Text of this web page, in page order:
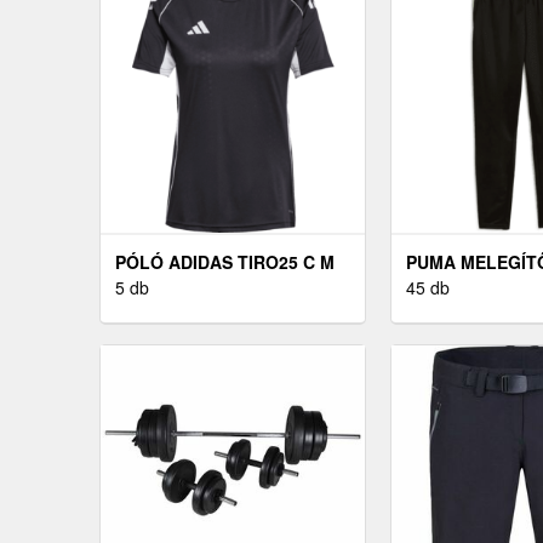
PÓLÓ ADIDAS TIRO25 C M
JSYW
5 db
PUMA
FUTBALLRA
45 db